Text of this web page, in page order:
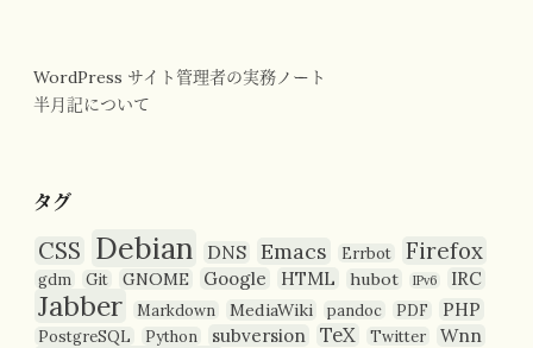
WordPress サイト管理者の実務ノート
半月記について
タグ
CSS Debian DNS Emacs Errbot Firefox
gdm Git GNOME Google HTML hubot IPv6 IRC
Jabber Markdown MediaWiki pandoc PDF PHP
PostgreSQL Python subversion TeX Twitter Wnn